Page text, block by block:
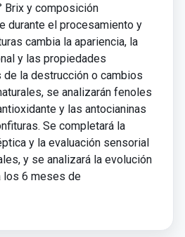
Brix y composición
durante el procesamiento y
cambia la apariencia, la
y las propiedades
la destrucción o cambios
se analizarán fenoles
y las antocianinas
Se completará la
y la evaluación sensorial
y se analizará la evolución
los 6 meses de